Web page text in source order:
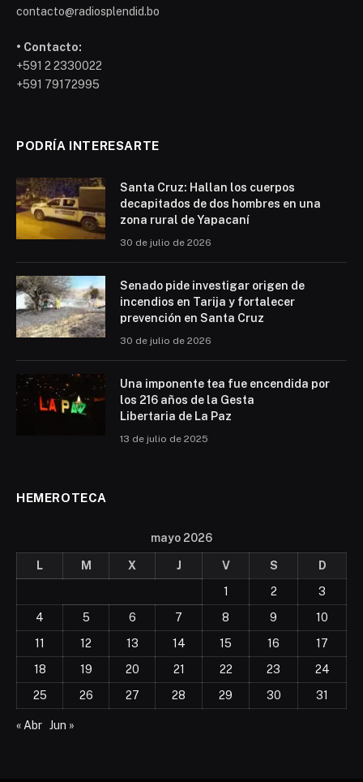
contacto@radiosplendid.bo
• Contacto:
+591 2 2330022
+591 79172995
PODRÍA INTERESARTE
Santa Cruz: Hallan los cuerpos
decapitados de dos hombres en una
zona rural de Yapacaní
30 de julio de 2026
Senado pide investigar origen de
incendios en Tarija y fortalecer
prevención en Santa Cruz
30 de julio de 2026
Una imponente tea fue encendida por
los 216 años de la Gesta
Libertaria de La Paz
13 de julio de 2025
HEMEROTECA
mayo 2026
L M X J V S
D
1
2
3
4
5 6 7 8 9
10
11
12 13 14 15 16
17
18
19 20 21 22 23
24
25
26 27 28 29 30 31
« Abr Jun »